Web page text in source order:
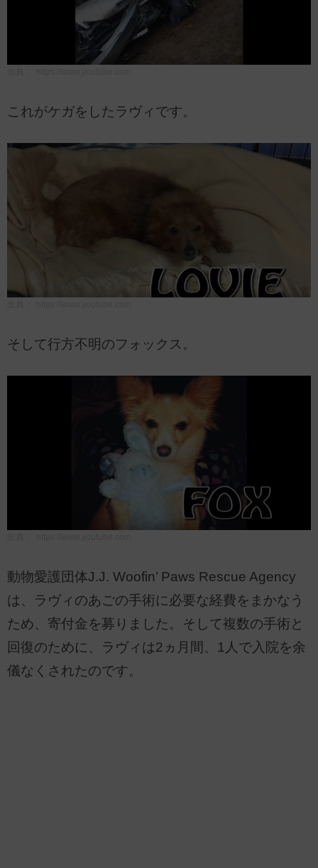
これがケガをしたラヴィです。
そして行方不明のフォックス。
動物愛護団体J.J. Woofin’ Paws Rescue Agency
は、ラヴィのあごの手術に必要な経費をまかなう
ため、寄付金を募りました。そして複数の手術と
回復のために、ラヴィは2ヵ月間、1人で入院を余
儀なくされたのです。